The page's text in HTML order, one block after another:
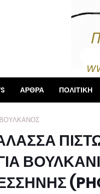
ΑΡΘΡΑ ΠΟΛΙΤΙΚΗ
ΒΟΥΛΚΑΝΟΣ